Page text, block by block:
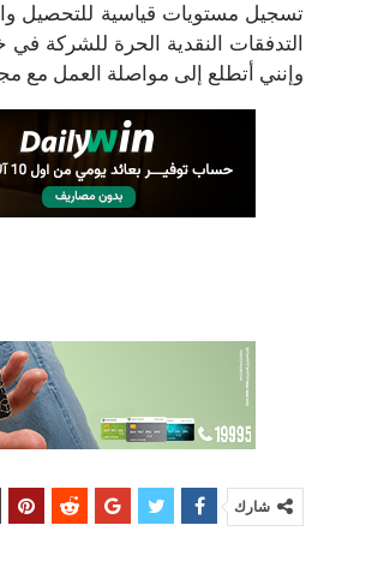
تسجيل مستويات قياسية للتحصيل
التدفقات النقدية الحرة للشركة
وإنني أتطلع إلى مواصلة العمل مع
شارك